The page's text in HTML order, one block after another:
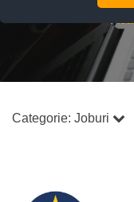
Categorie: Joburi